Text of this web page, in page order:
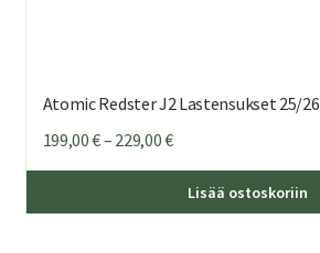
Atomic Redster J2 Lastensukset 25/26
199,00€– 229,00€Hintaluokka:
229,00 €
Lisää ostoskoriin